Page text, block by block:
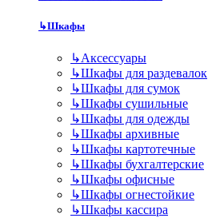
↳Шкафы
↳Аксессуары
↳Шкафы для раздевалок
↳Шкафы для сумок
↳Шкафы сушильные
↳Шкафы для одежды
↳Шкафы архивные
↳Шкафы картотечные
↳Шкафы бухгалтерские
↳Шкафы офисные
↳Шкафы огнестойкие
↳Шкафы кассира